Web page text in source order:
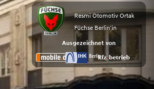
Resmi Otomotiv Ortak
Füchse Berlin'in
Ausgezeichnet von